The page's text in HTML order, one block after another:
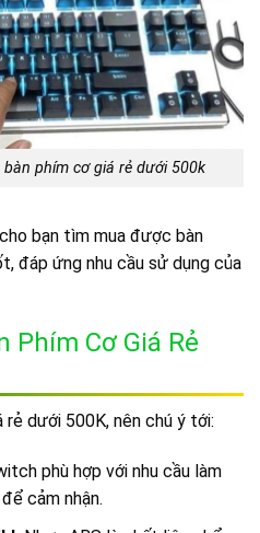
phím cơ giá rẻ dưới 500k
bạn tìm mua được bàn
đáp ứng nhu cầu sử dụng của
Phím Cơ Giá Rẻ
rẻ dưới 500K, nên chú ý tới:
phù hợp với nhu cầu làm
cảm nhận.